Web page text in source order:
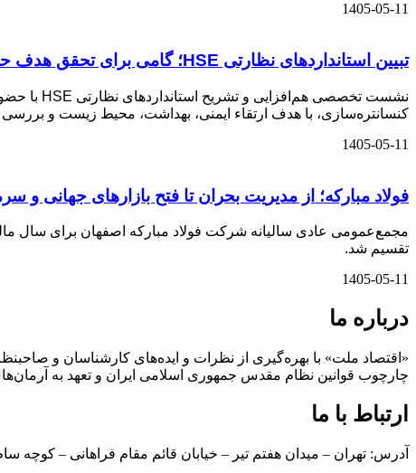
1405-05-11
تبیین استانداردهای نظارتی HSE؛ گامی برای تحقق هدف حادثه صفر
کنسانتره‌سازی، با هدف ارتقاء ایمنی، بهداشت، محیط زیست و
1405-05-11
فولاد مبارکه؛ از مدیریت بحران تا فتح بازارهای جهانی و
تقسیم شد.
1405-05-11
درباره ما
«اقتصاد ملت» با بهره‌گیری از نظرات و ایده‌های کارشناسان و
چارچوب قوانین نظام مقدس جمهوری اسلامی ایران و تعهد به
ارتباط با ما
آدرس: تهران – میدان هفتم تیر – خیابان قائم مقام فراهانی – کوچه